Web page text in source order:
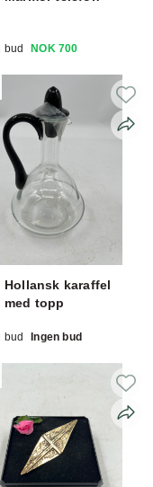
bud NOK 700
Hollansk karaffel
med topp
bud Ingen bud